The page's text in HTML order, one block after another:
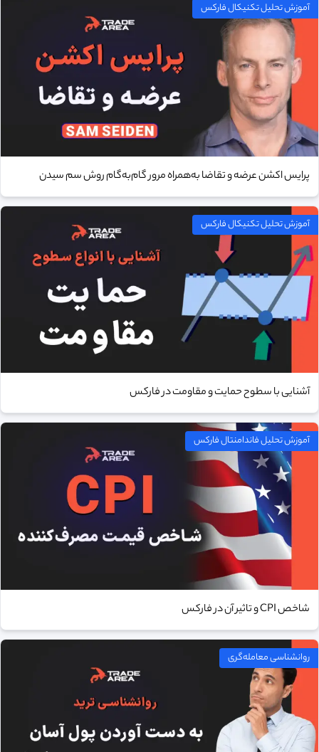
آموزش تحلیل تکنیکال فارکس
پرایس اکشن عرضه و تقاضا به‌همراه مرور گام‌به‌گام روش سم سیدن
آموزش تحلیل تکنیکال فارکس
آشنایی با سطوح حمایت و مقاومت در فارکس
آموزش تحلیل فاندامنتال فارکس
شاخص CPI و تاثیر آن در فارکس
روانشناسی معامله‌گری